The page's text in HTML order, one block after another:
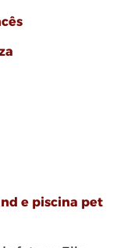
e piscina pet